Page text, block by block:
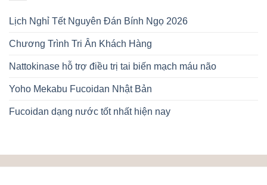
Lịch Nghỉ Tết Nguyên Đán Bính Ngọ 2026
Chương Trình Tri Ân Khách Hàng
Nattokinase hỗ trợ điều trị tai biến mạch máu não
Yoho Mekabu Fucoidan Nhật Bản
Fucoidan dạng nước tốt nhất hiện nay